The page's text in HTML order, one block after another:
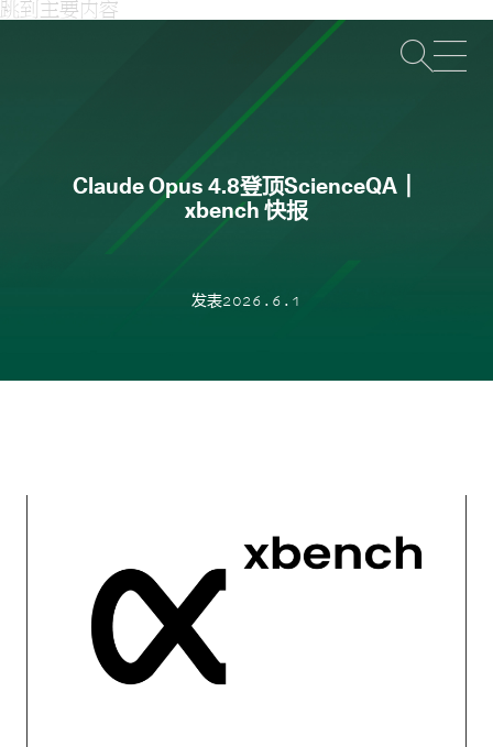
跳到主要内容
打
Claude Opus 4.8登顶ScienceQA｜
xbench 快报
发表2026.6.1